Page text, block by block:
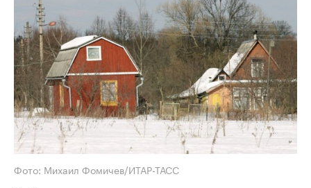
Фото: Михаил Фомичев/ИТАР-ТАСС